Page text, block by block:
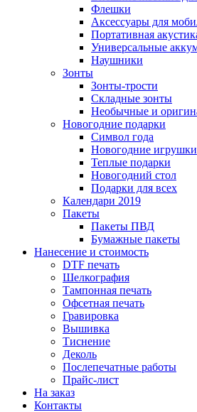
Флешки
Аксессуары для
Портативная
Универсальные
Наушники
Зонты
Зонты-трости
Складные зонты
Необычные и
Новогодние подарки
Символ года
Новогодние игрушки
Теплые подарки
Новогодний стол
Подарки для всех
Календари 2019
Пакеты
Пакеты ПВД
Бумажные пакеты
Нанесение и стоимость
DTF печать
Шелкография
Тампонная печать
Офсетная печать
Гравировка
Вышивка
Тиснение
Деколь
Послепечатные работы
Прайс-лист
На заказ
Контакты